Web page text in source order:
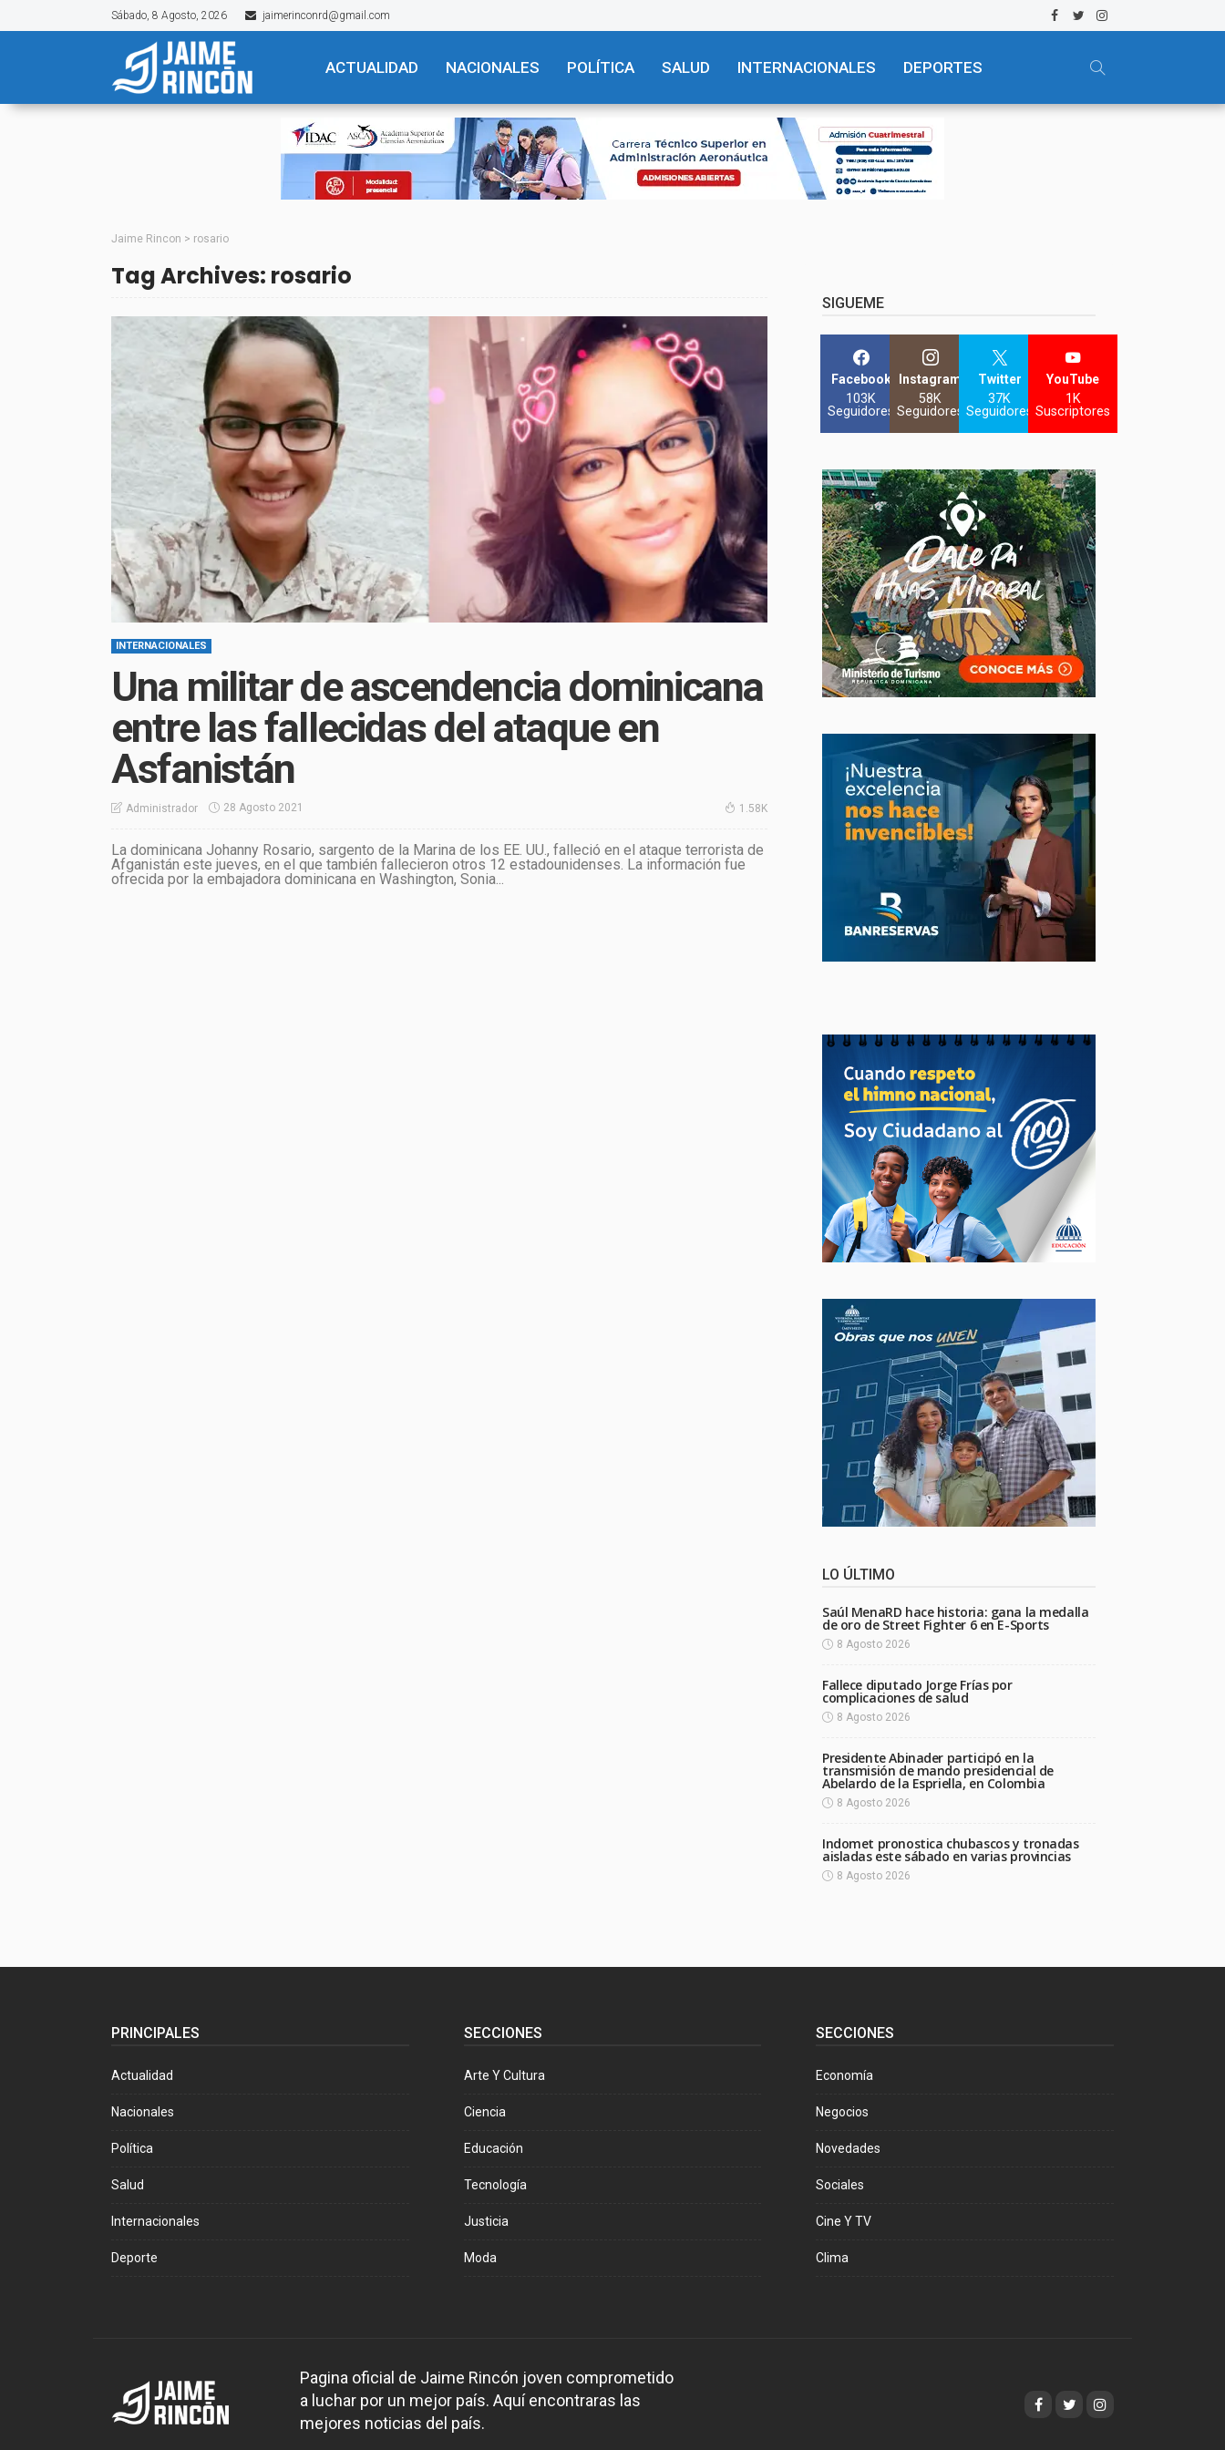
Sábado, 8 Agosto, 2026 jaimerinconrd@gmail.com
ACTUALIDAD NACIONALES POLÍTICA SALUD INTERNACIONALES DEPORTES
Jaime Rincon > rosario
Tag Archives: rosario
INTERNACIONALES
Una militar de ascendencia dominicana
entre las fallecidas del ataque en
Asfanistán
Administrador 28 Agosto 2021 1.58K
La dominicana Johanny Rosario, sargento de la Marina de los EE. UU., falleció en el ataque terrorista de
Afganistán este jueves, en el que también fallecieron otros 12 estadounidenses. La información fue
ofrecida por la embajadora dominicana en Washington, Sonia...
SIGUEME
Facebook
103K
Seguidores
Instagram
58K
Seguidores
Twitter
37K
Seguidores
YouTube
1K
Suscriptores
LO ÚLTIMO
Saúl MenaRD hace historia: gana la medalla
de oro de Street Fighter 6 en E-Sports
8 Agosto 2026
Fallece diputado Jorge Frías por
complicaciones de salud
8 Agosto 2026
Presidente Abinader participó en la
transmisión de mando presidencial de
Abelardo de la Espriella, en Colombia
8 Agosto 2026
Indomet pronostica chubascos y tronadas
aisladas este sábado en varias provincias
8 Agosto 2026
PRINCIPALES
Actualidad
Nacionales
Política
Salud
Internacionales
Deporte
SECCIONES
Arte Y Cultura
Ciencia
Educación
Tecnología
Justicia
Moda
SECCIONES
Economía
Negocios
Novedades
Sociales
Cine Y TV
Clima
Pagina oficial de Jaime Rincón joven comprometido
a luchar por un mejor país. Aquí encontraras las
mejores noticias del país.